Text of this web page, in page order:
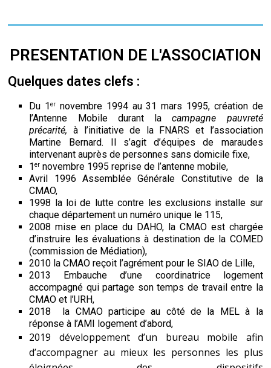
PRESENTATION DE L'ASSOCIATION
Quelques dates clefs :
Du 1er
novembre 1994 au 31 mars 1995, création de
l’Antenne Mobile durant lacampagne pauvreté
précarité,à l’initiative de la FNARS et l’association
Martine Bernard. Il s’agit d’équipes de maraudes
intervenant auprès de personnes sans domicile fixe,
1er novembre 1995 reprise de l’antenne mobile,
Avril 1996 Assemblée Générale Constitutive de la
CMAO,
1998 la loi de lutte contre les exclusions installe sur
chaque département un numéro unique le 115,
2008 mise en place du DAHO, la CMAO est chargée
d’instruire les évaluations à destination de la COMED
(commission de Médiation),
2010 la CMAO reçoit l’agrément pour le SIAO de Lille,
2013 Embauche d’une coordinatrice logement
accompagné qui partage son temps de travail entre la
CMAO et l’URH,
2018 la CMAO participe au côté de la MEL à la
réponse à l’AMI logement d’abord,
2019 développement d’un bureau mobile afin
d’accompagner au mieux les personnes les plus